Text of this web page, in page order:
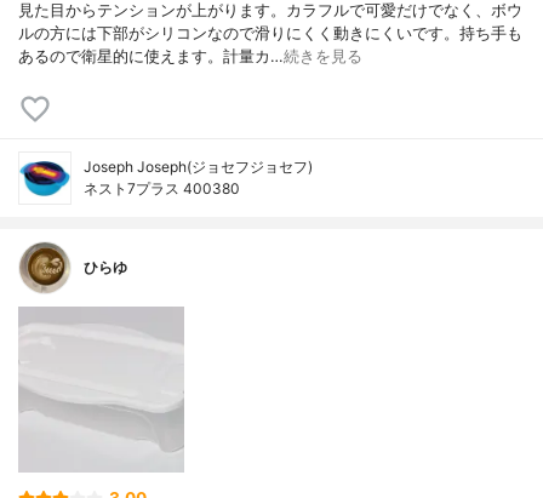
見た目からテンションが上がります。カラフルで可愛だけでなく、ボウ
ルの方には下部がシリコンなので滑りにくく動きにくいです。持ち手も
あるので衛星的に使えます。計量カ…続きを見る
Joseph Joseph(ジョセフジョセフ)
ネスト7プラス 400380
ひらゆ